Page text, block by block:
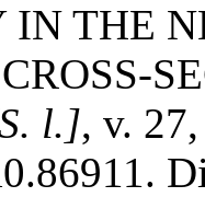
IN THE
l.], v.